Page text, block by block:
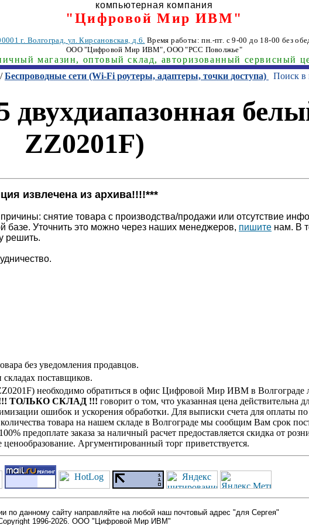
компьютерная компания
"Цифровой Мир ИВМ"
г. Волгоград, ул. Кирсановская, д.6. Время работы: пн.-пт. с 9-00 до 18-00 без
ООО "Цифровой Мир ИВМ", ООО "РСС Поволжье"
магазин, оптовый склад, авторизованный сервисный
/Беспроводные сети (Wi-Fi роутеры, адаптеры, точки доступа) Поиск в
двухдиапазонная
ZZ0201F)
извлечена из архива!!!!***
снятие товара с производства/продажи или отсутствие
базе. Уточнить это можно через наших менеджеров, пишите нам. В
решить.
без уведомления продавцов.
поставщиков.
необходимо обратиться в офис Цифровой Мир ИВМ в Волгограде
ТОЛЬКО СКЛАД !!! говорит о том, что указанная цена действительна
ошибок и ускорения обработки. Для выписки счета для оплаты по
товара на нашем складе в Волгограде мы сообщим Вам срок
предоплате заказа за наличный расчет предоставляется скидка от
Аргументированный торг приветствуется.
по данному сайту направляйте на любой наш почтовый адрес "для Сергея"
1996-2026. ООО "Цифровой Мир ИВМ"